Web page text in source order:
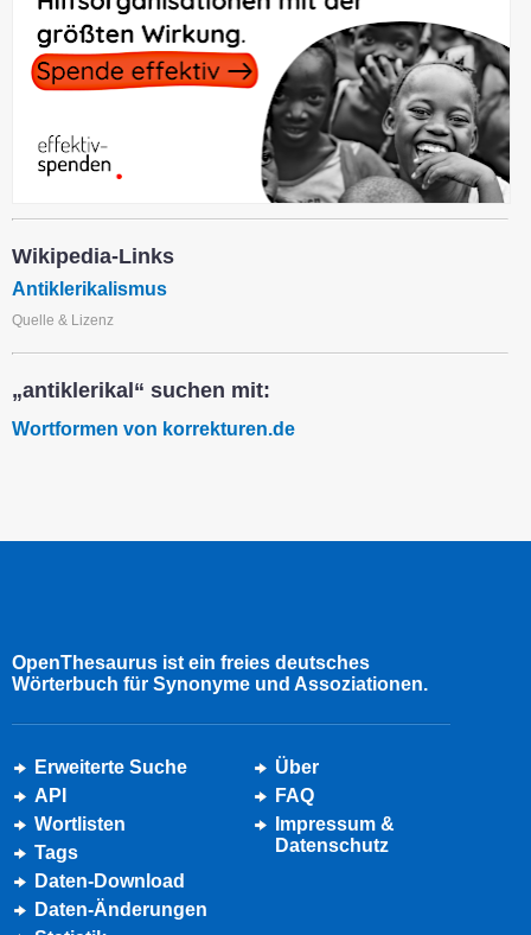
Wikipedia-Links
Antiklerikalismus
Quelle & Lizenz
„antiklerikal“ suchen mit:
Wortformen von korrekturen.de
OpenThesaurus ist ein freies deutsches
Wörterbuch für Synonyme und Assoziationen.
Erweiterte Suche
API
Wortlisten
Tags
Daten-Download
Daten-Änderungen
Über
FAQ
Impressum &
Datenschutz